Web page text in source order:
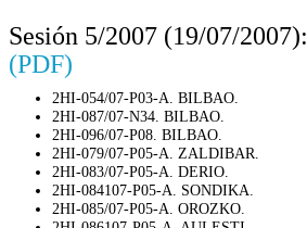
Sesión 5/2007 (19/07/2007):
(PDF)
2HI-054/07-P03-A. BILBAO.
2HI-087/07-N34. BILBAO.
2HI-096/07-P08. BILBAO.
2HI-079/07-P05-A. ZALDIBAR.
2HI-083/07-P05-A. DERIO.
2HI-084107-P05-A. SONDIKA.
2HI-085/07-P05-A. OROZKO.